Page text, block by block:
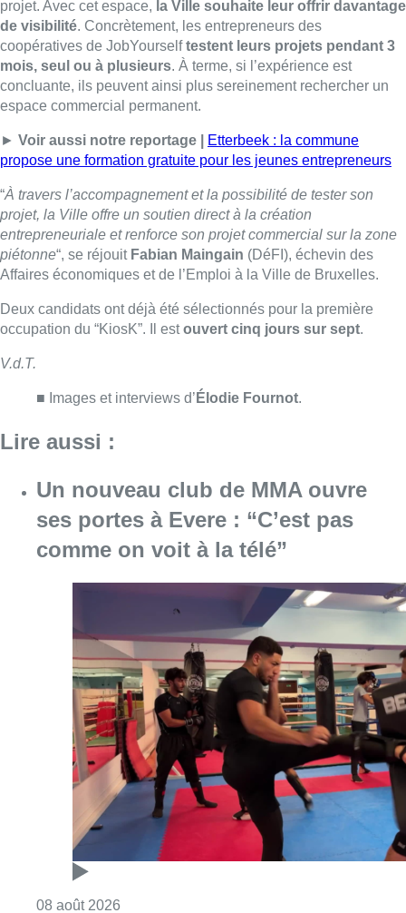
piétonne“, se réjouitFabian Maingain(DéFI), échevin des
Affaires économiques et de l’Emploi à la Ville de Bruxelles.
Deux candidats ont déjà été sélectionnés pour la première
occupation du “KiosK”. Il est ouvert cinq jours sur sept.
■ Images et interviews d’ Élodie Fournot
Lire aussi :
Un nouveau club de MMA ouvre
ses portes à Evere : “C’est pas
comme on voit à la télé”
08 août 2026Consulter l'article "Un nouveau club de
Au Moeraske, Bart Hanssens
recense des insectes de plus en
plus rares